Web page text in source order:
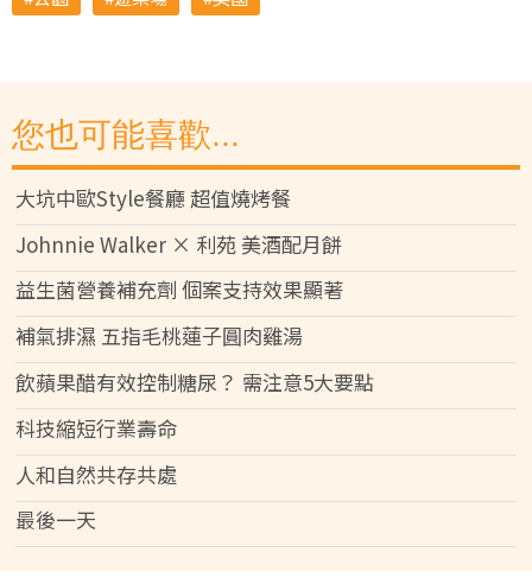
您也可能喜歡...
大坑中歐Style餐廳 超值燒烤餐
Johnnie Walker × 利苑 美酒配月餅
益生菌營養補充劑 個案支持效果顯著
補氣排濕 五指毛桃蓮子圓肉雞湯
飲蘋果醋有效控制糖尿？ 需注意5大要點
科技縮短行業壽命
人和自然共存共處
最後一天